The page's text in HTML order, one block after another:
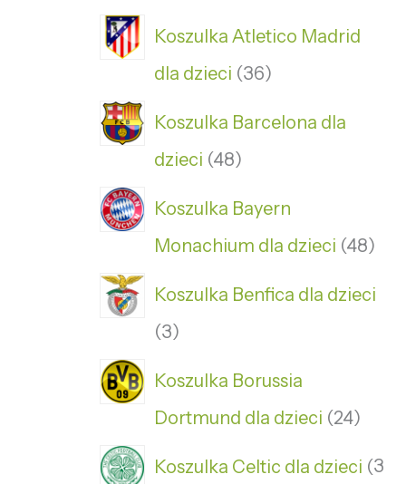
Koszulka Atletico Madrid
dla dzieci 36
Koszulka Barcelona dla
dzieci 48
Koszulka Bayern
Monachium dla dzieci 48
Koszulka Benfica dla dzieci
3
Koszulka Borussia
Dortmund dla dzieci 24
Koszulka Celtic dla dzieci 3